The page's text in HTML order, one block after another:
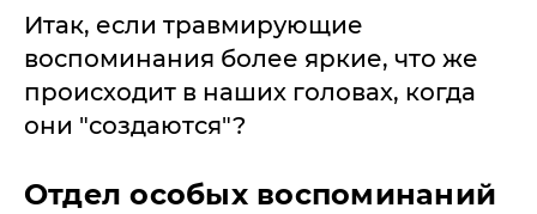
Итак, если травмирующие
воспоминания более яркие, что же
происходит в наших головах, когда
они "создаются"?
Отдел особых воспоминаний